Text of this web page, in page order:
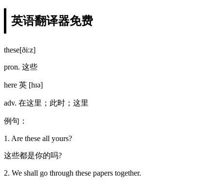
英语翻译器免费
these[ðiːz]
pron. 这些
here 英 [hɪə]
adv. 在这里；此时；这里
例句：
1. Are these all yours?
这些都是你的吗?
2. We shall go through these papers together.